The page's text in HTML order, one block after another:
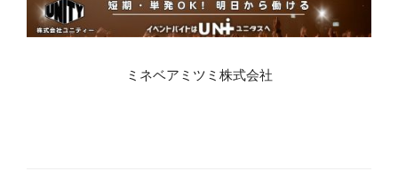
ミネベアミツミ株式会社